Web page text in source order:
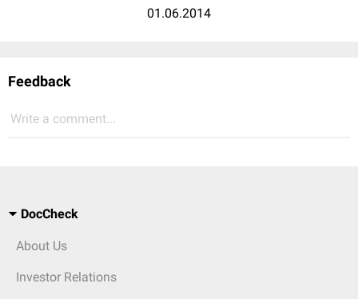
01.06.2014
Feedback
Write a comment...
DocCheck
About Us
Investor Relations